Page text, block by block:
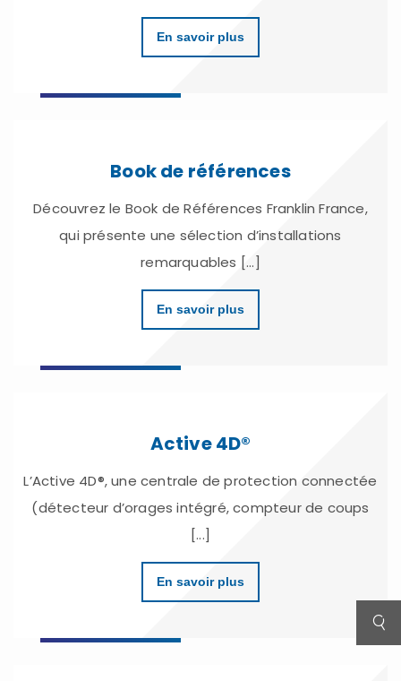
En savoir plus
Book de références
Découvrez le Book de Références Franklin France,
qui présente une sélection d’installations
remarquables [...]
En savoir plus
Active 4D®
L’Active 4D®, une centrale de protection connectée
(détecteur d’orages intégré, compteur de coups
[...]
En savoir plus